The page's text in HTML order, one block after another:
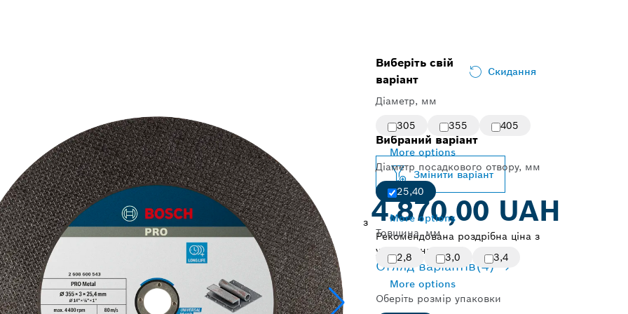
Виберіть свій
варіант
Скидання
Діаметр, мм
305
355 405
More options
Діаметр посадкового отвору, мм
25,40
More options
Товщина, мм
2,8
3,0 3,4
More options
Оберіть розмір упаковки
Вибраний варіант
Змінити варіант
з 4.870,00 UAH
Рекомендована роздрібна ціна з
урахуванням ПДВ
Огляд варіантів(4)